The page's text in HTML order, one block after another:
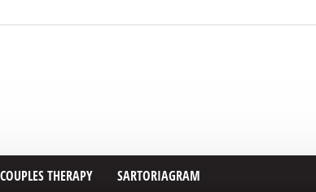
COUPLES THERAPY SARTORIAGRAM